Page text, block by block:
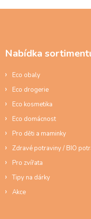
Nabídka
Eco obaly
Eco drogerie
Eco kosmetika
Eco domácnost
Pro děti a maminky
Zdravé potraviny / BIO
Pro zvířata
Tipy na dárky
Akce